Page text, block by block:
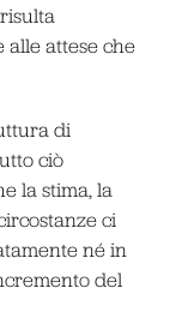
attese che
di
ciò
la stima, la
ci
né in
del